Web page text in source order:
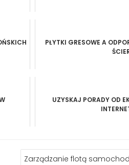
PŁYTKI GRESOWE A
UZYSKAJ PORADY OD
Zarządzanie flotą